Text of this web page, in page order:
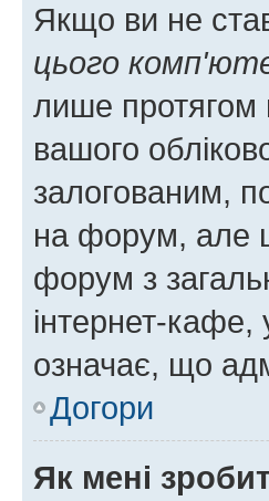
Якщо ви не
цього
лише протягом
вашого
залогованим,
на форум, але
форум з
інтернет-кафе,
означає, що
Догори
Як мені